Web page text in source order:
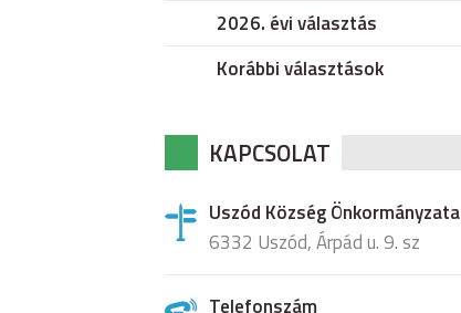
2026. évi választás
Korábbi választások
KAPCSOLAT
Uszód Község Önkormányzata
6332 Uszód, Árpád u. 9. sz
Telefonszám